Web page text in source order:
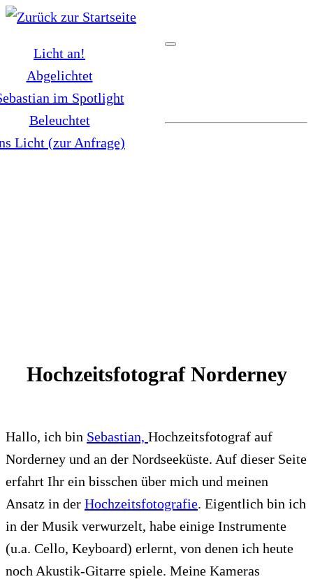
Zum
springenLicht an!
Abgelichtet
im Spotlight
Beleuchtet
Licht (zur Anfrage)
Hochzeitsfotograf Norderney
Hallo, ich bin Sebastian, Hochzeitsfotograf auf
Norderney und an der Nordseeküste. Auf dieser Seite
erfahrt Ihr ein bisschen über mich und meinen
Ansatz in der Hochzeitsfotografie. Eigentlich bin ich
in der Musik verwurzelt, habe einige Instrumente
(u.a. Cello, Keyboard) erlernt, von denen ich heute
noch Akustik-Gitarre spiele. Meine Kameras